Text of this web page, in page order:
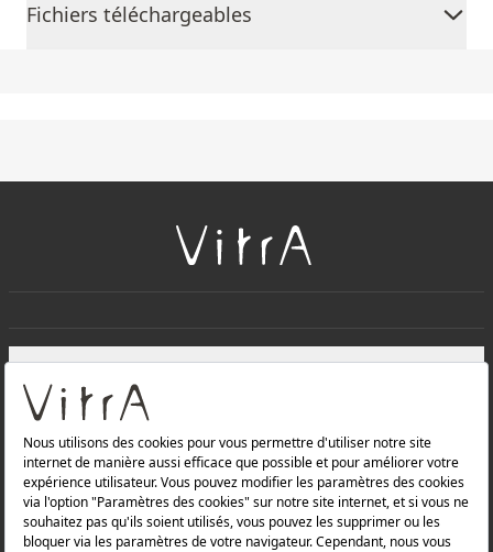
Fichiers téléchargeables
Produits